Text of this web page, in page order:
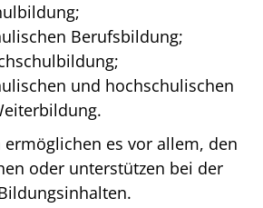
Berufsbildung;
und hochschulischen
ermöglichen es vor allem, den
oder unterstützen bei der